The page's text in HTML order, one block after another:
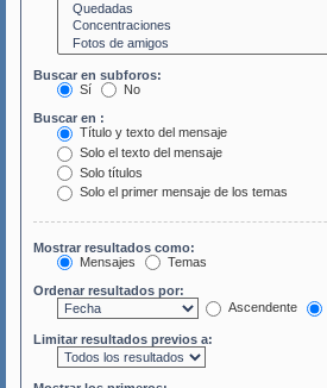
Buscar en subforos:
Sí
No
Buscar en :
Título y texto del mensaje
Solo el texto del mensaje
Solo títulos
Solo el primer mensaje de los temas
Mostrar resultados como:
Mensajes
Temas
Ordenar resultados por:
Ascendente
Limitar resultados previos a: